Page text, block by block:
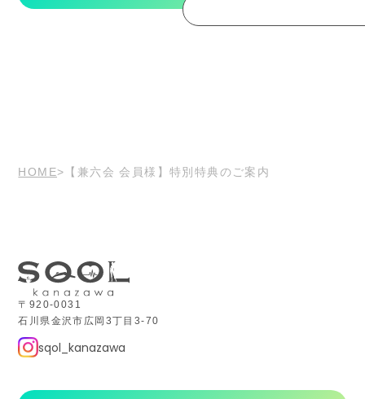
HOME 【兼六会 会員様】特別特典のご案内
〒920-0031
石川県金沢市広岡3丁目3-70
sqol_kanazawa